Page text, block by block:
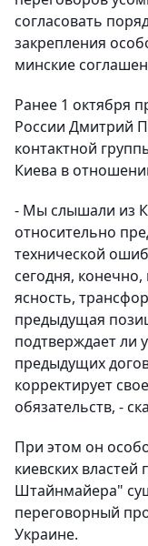
согласовать
закрепления
минские
Ранее 1 октября
России Дмитрий
контактной
Киева в
- Мы слышали из
относительно
технической
сегодня,
ясность,
предыдущая
подтверждает ли
предыдущих
корректирует
обязательств, -
При этом он
киевских
Штайнмайера"
переговорный
Украине.